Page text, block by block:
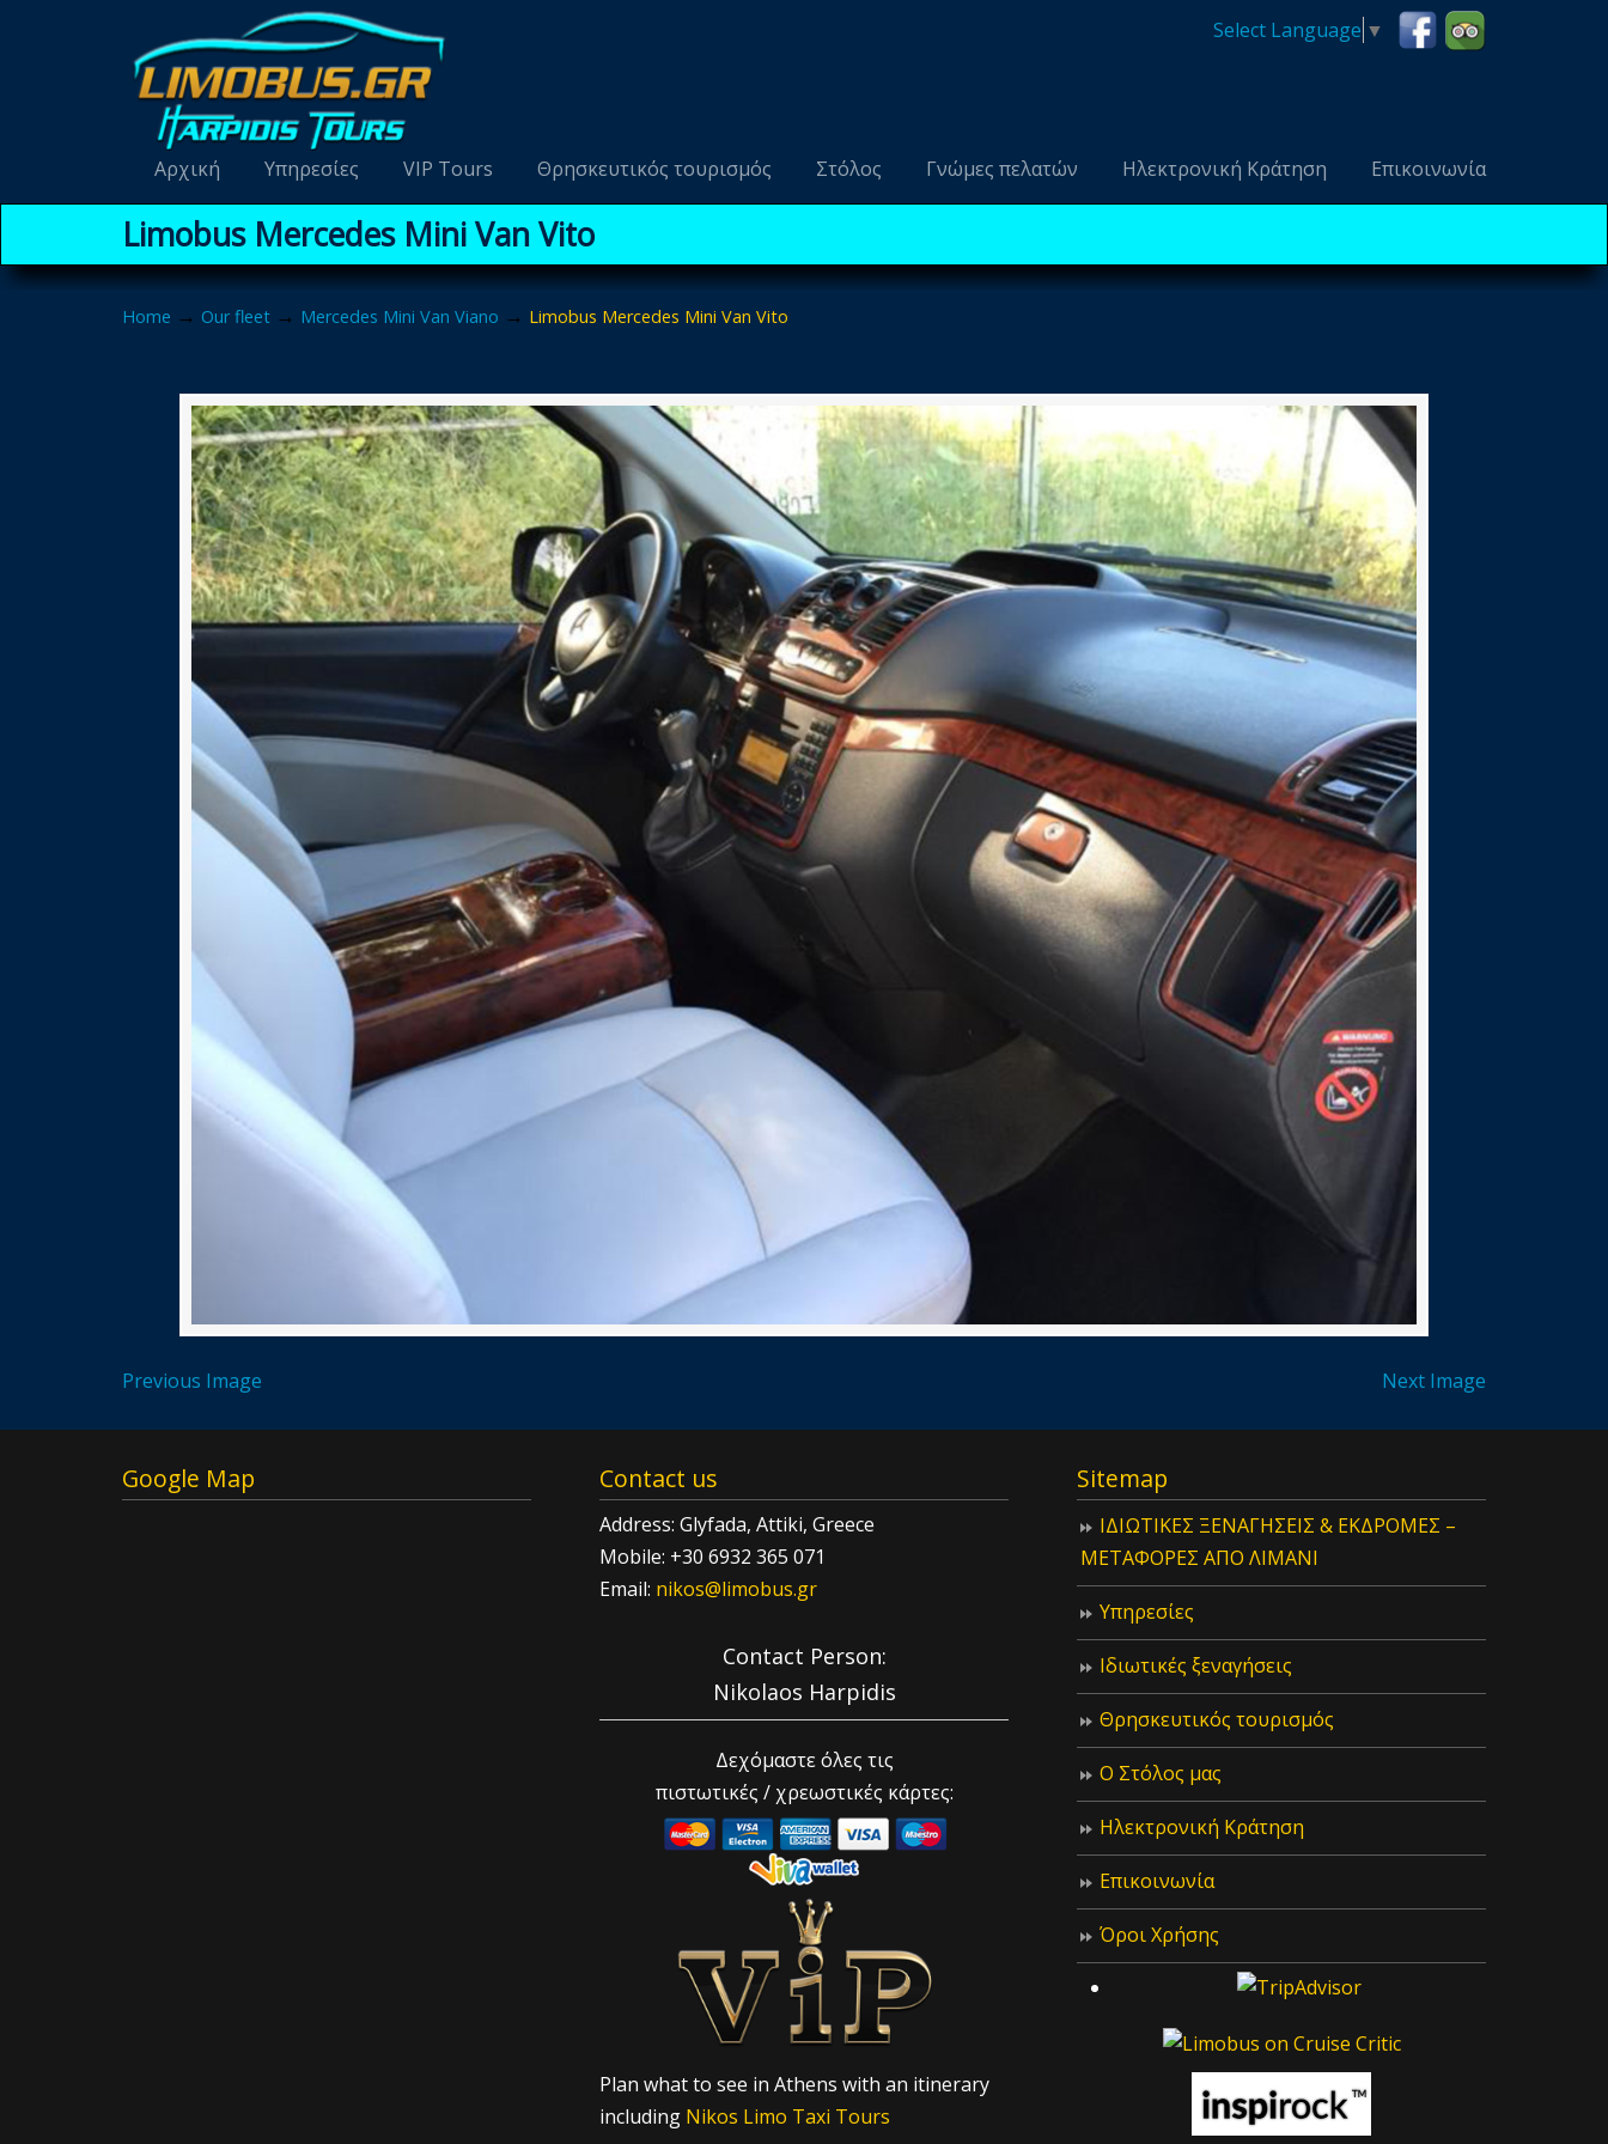
Select Language ▼
Αρχική Υπηρεσίες VIP Tours Θρησκευτικός τουρισμός Στόλος Γνώμες πελατών Ηλεκτρονική Κράτηση Επικοινωνία
Navigation
Limobus Mercedes Mini Van Vito
Home → Our fleet → Mercedes Mini Van Viano → Limobus Mercedes Mini Van Vito
Previous Image Next Image
Google Map Contact us
Address: Glyfada, Attiki, Greece
Mobile: +30 6932 365 071
Email: nikos@limobus.gr
Contact Person:
Nikolaos Harpidis
Δεχόμαστε όλες τις
πιστωτικές / χρεωστικές κάρτες:
Plan what to see in Athens with an itinerary
including Nikos Limo Taxi Tours
Sitemap
ΙΔIΩΤΙΚΕΣ ΞΕΝΑΓΗΣΕΙΣ & ΕΚΔΡΟΜΕΣ –
ΜΕΤΑΦΟΡΕΣ ΑΠΟ ΛΙΜΑΝΙ
Υπηρεσίες
Ιδιωτικές ξεναγήσεις
Θρησκευτικός τουρισμός
Ο Στόλος μας
Ηλεκτρονική Κράτηση
Επικοινωνία
Όροι Χρήσης